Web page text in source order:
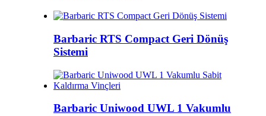
Barbaric RTS Compact Geri Dönüş
Sistemi
Barbaric Uniwood UWL 1 Vakumlu